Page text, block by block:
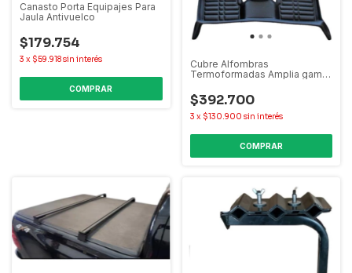
Canasto Porta Equipajes Para
Jaula Antivuelco
$179.754
3 x $59.918sin interés
Cubre Alfombras
Termoformadas Amplia gama
$392.700
3 x $130.900 sin interés
COMPRAR